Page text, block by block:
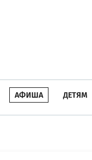
АФИША ДЕТЯМ